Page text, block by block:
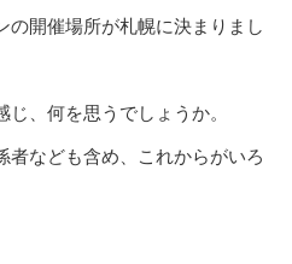
の開催場所が札幌に決まりまし
、何を思うでしょうか。
者なども含め、これからがいろ